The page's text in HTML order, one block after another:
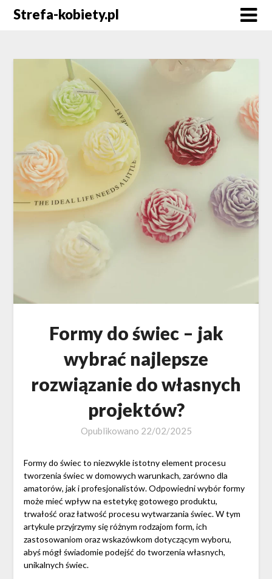
SkipStrefa-kobiety.pl
Formy do świec – jak
wybrać najlepsze
rozwiązanie do własnych
projektów?
Opublikowano 22/02/2025
Formy do świec to niezwykle istotny element procesu
tworzenia świec w domowych warunkach, zarówno dla
amatorów, jak i profesjonalistów. Odpowiedni wybór formy
może mieć wpływ na estetykę gotowego produktu,
trwałość oraz łatwość procesu wytwarzania świec. W tym
artykule przyjrzymy się różnym rodzajom form, ich
zastosowaniom oraz wskazówkom dotyczącym wyboru,
abyś mógł świadomie podejść do tworzenia własnych,
unikalnych świec.